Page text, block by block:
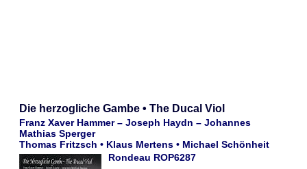
Die herzogliche Gambe • The Ducal Viol
Franz Xaver Hammer – Joseph Haydn – Johannes
Mathias Sperger
Thomas Fritzsch • Klaus Mertens • Michael Schönheit
Rondeau ROP6287